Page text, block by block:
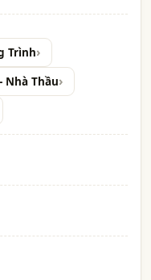
Trình
Nhà Thầu